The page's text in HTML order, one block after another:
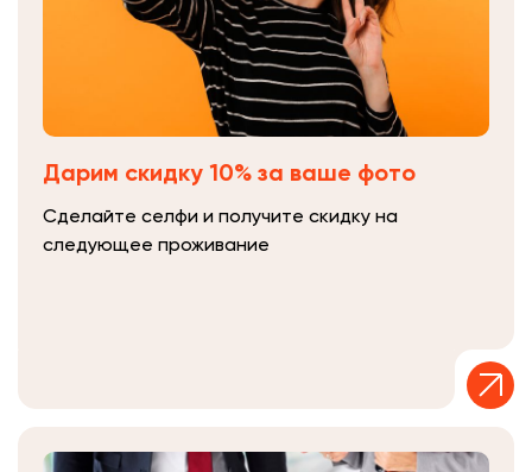
Дарим скидку 10% за ваше фото
Сделайте селфи и получите скидку на
следующее проживание